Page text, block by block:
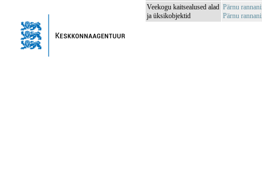
Veekogu kaitsealused alad
ja üksikobjektid
Pärnu
Pärnu